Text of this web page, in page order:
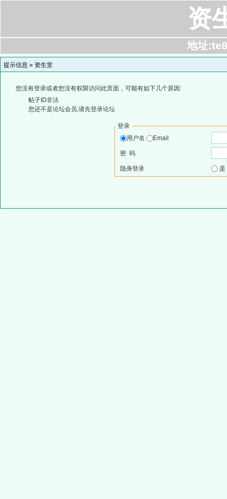
资
地址
提示信息 » 资生堂
您没有登录或者您没有权限访问此页面，可能有如下几个原因:
帖子ID非法
您还不是论坛会员,请先登录论坛
登录
用户名
Email
密 码
隐身登录